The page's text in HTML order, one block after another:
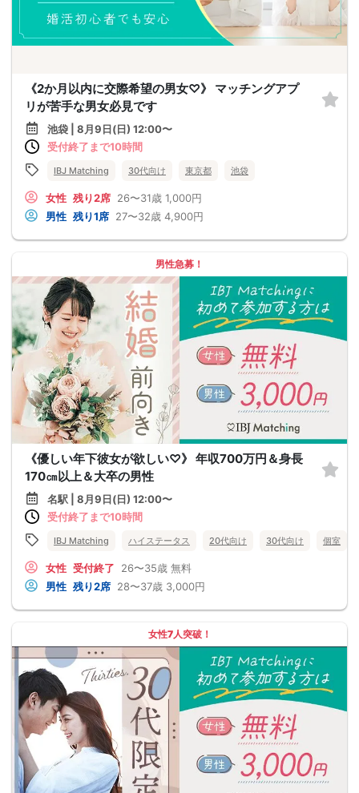
《2か月以内に交際希望の男女♡》 マッチングアプ
リが苦手な男女必見です
池袋 | 8月9日(日) 12:00〜
受付終了まで10時間
IBJ Matching 30代向け 東京都 池袋
女性 残り2席 26〜31歳 1,000円
男性 残り1席 27〜32歳 4,900円
男性急募！
《優しい年下彼女が欲しい♡》 年収700万円＆身長
170㎝以上＆大卒の男性
名駅 | 8月9日(日) 12:00〜
受付終了まで10時間
IBJ Matching ハイステータス 20代向け 30代向け 個室
女性 受付終了 26〜35歳 無料
男性 残り2席 28〜37歳 3,000円
女性7人突破！